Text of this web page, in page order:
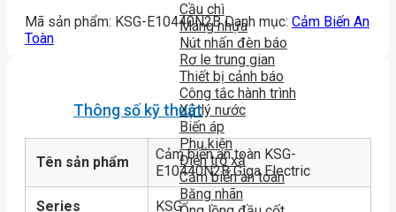
Cầu chì
Máng nhựa
Nút nhấn đèn báo
Rơ le trung gian
Thiết bị cảnh báo
Công tắc hành trình
Xử lý nước
Biến áp
Phụ kiện
Điện trở xả
Cảm biến an toàn
Băng nhãn
Mã sản phẩm: KSG-E10440N2B Danh mục: Cảm Biến An
Toàn
Thông số kỹ thuật
Tên sản phẩm
Cảm biến an toàn KSG-
E10440N2B Giga Electric
Series KSG